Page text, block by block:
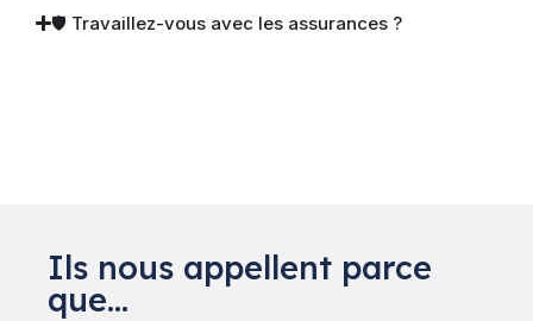
🛡 Travaillez-vous avec les assurances ?
Ils nous appellent parce
que…